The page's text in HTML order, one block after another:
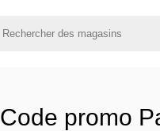
Code promo